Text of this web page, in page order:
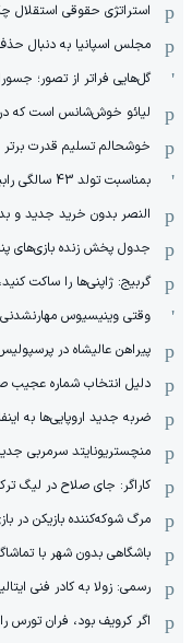
استراتژی حقوقی
مجلس اسپانیا به دنبال حذف
گل‌هایی فراتر از تصور؛
لیائو خوش‌شانس است که در
خوشحالم تسلیم قدرت
بمناسبت تولد 43 سالگی رابین فن پرسی
النصر بدون خرید جدید و
جدول پخش زنده بازی‌های پنجشنبه
گربیج: ژاپنی‌ها را ساکت
وقتی وینیسیوس مهارنشدنی
پیراهن عالیشاه در
دلیل انتخاب شماره عجیب
ضربه جدید اروپایی‌ها به
منچستریونایتد سرمربی
کاراگر: جای صلاح در لیگ
مرگ شوکه‌کننده بازیکن در
باشگاهی بدون شهر با
رسمی: زولا به کادر فنی
اگر کرویف بود، فران تورس